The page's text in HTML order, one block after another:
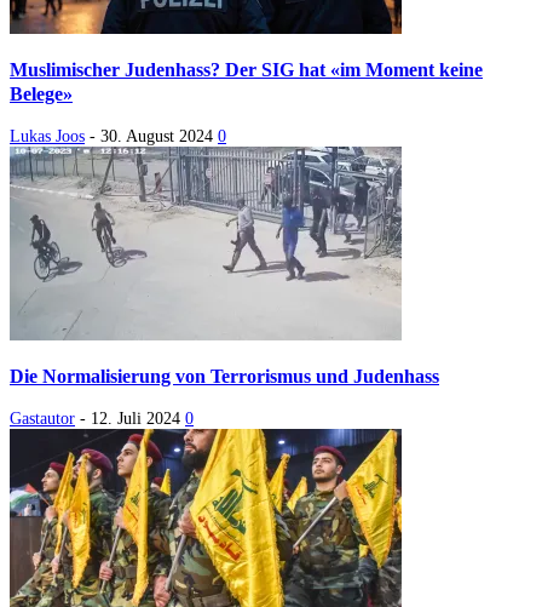
Muslimischer Judenhass? Der SIG hat «im Moment keine
Belege»
Lukas Joos - 30. August 2024 0
Die Normalisierung von Terrorismus und Judenhass
Gastautor - 12. Juli 2024 0